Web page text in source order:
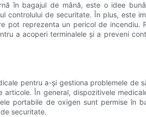
în bagajul de mână, este o idee
controlului de securitate. În plus, este
pot reprezenta un pericol de incendiu.
a acoperi terminalele și a preveni
pentru a-și gestiona problemele de
În general, dispozitivele
portabile de oxigen sunt permise în
securitate.